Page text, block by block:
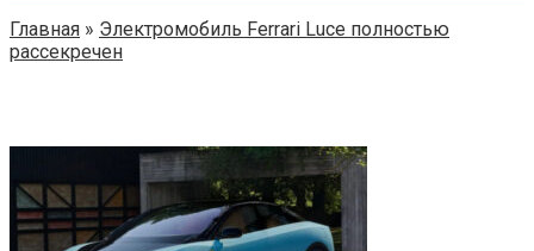
Главная » Электромобиль Ferrari Luce полностью
рассекречен